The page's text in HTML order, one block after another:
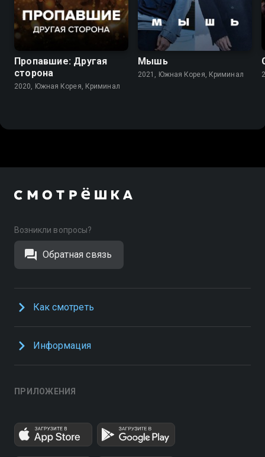
8.3
Пропавшие: Другая
сторона
2020, Южная Корея, Криминал
8.4
Мышь
2021, Южная Корея, Криминал
Возникли вопросы?
Обратная связь
Как смотреть
Информация
ПРИЛОЖЕНИЯ